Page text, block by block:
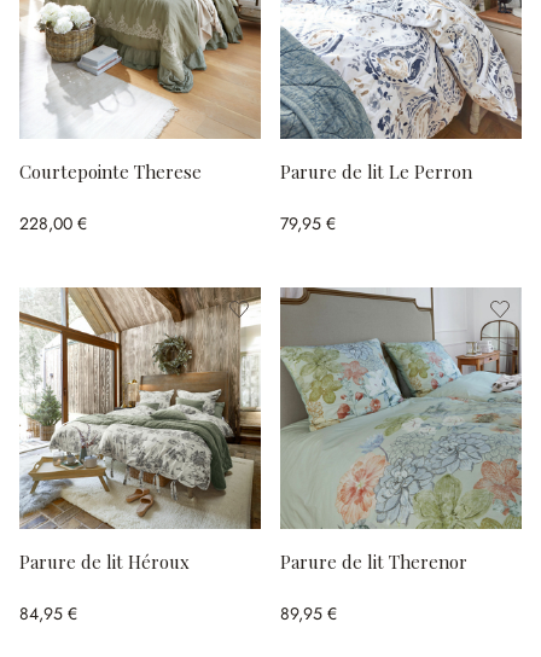
Courtepointe Therese
228,00 €
Parure de lit Le Perron
79,95 €
Parure de lit Héroux
84,95 €
Parure de lit Therenor
89,95 €